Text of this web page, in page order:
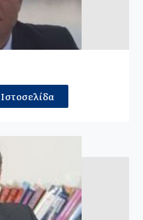
Ιστοσελίδα